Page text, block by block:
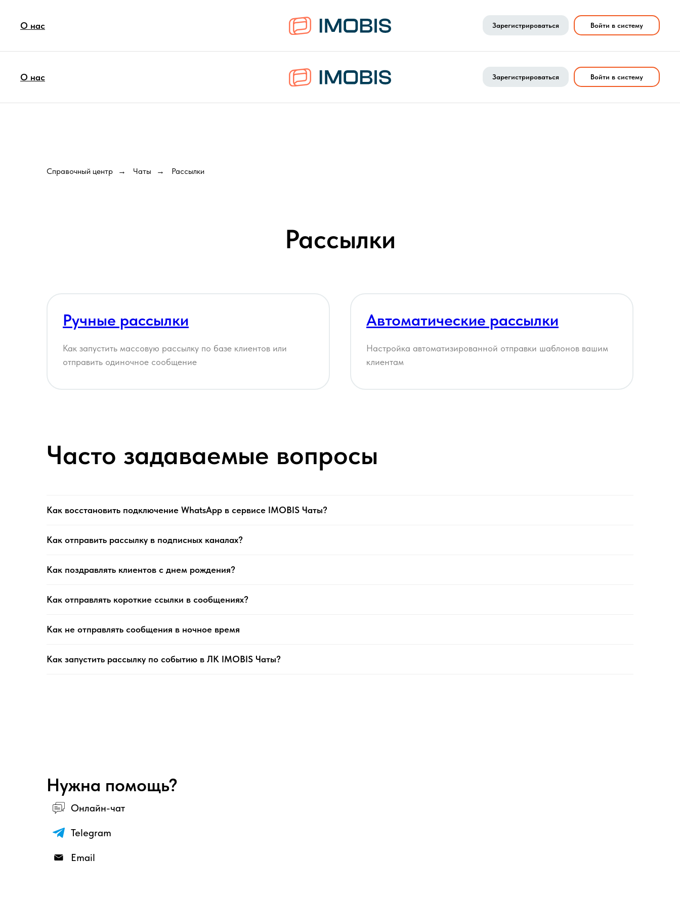
Зарегистрироваться Войти в систему
О нас
Зарегистрироваться Войти в систему
О нас
Справочный центр → Чаты → Рассылки
Рассылки
Ручные рассылки
Как запустить массовую рассылку по базе клиентов или
отправить одиночное сообщение
Автоматические рассылки
Настройка автоматизированной отправки шаблонов вашим
клиентам
Часто задаваемые вопросы
Как восстановить подключение WhatsApp в сервисе IMOBIS Чаты?
Как отправить рассылку в подписных каналах?
Как поздравлять клиентов с днем рождения?
Как отправлять короткие ссылки в сообщениях?
Как не отправлять сообщения в ночное время
Как запустить рассылку по событию в ЛК IMOBIS Чаты?
Нужна помощь?
Онлайн-чат
Telegram
Email